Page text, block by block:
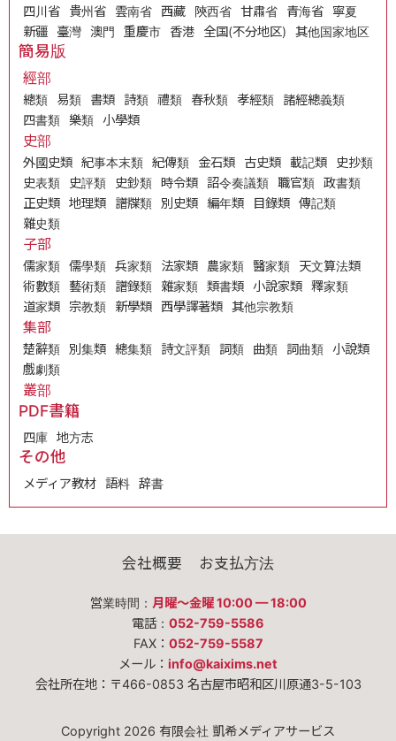
四川省
貴州省 雲南省 西藏 陝西省 甘肅省 青海省 寧夏
新疆
臺灣 澳門 重慶市 香港 全国(不分地区) 其他国家地区
簡易版
經部
總類 易類 書類 詩類 禮類 春秋類 孝經類
諸經總義類
四書類 樂類 小學類
史部
外國史類 紀事本末類 紀傳類 金石類 古史類 載記類
史抄類
史表類
史評類 史鈔類 時令類 詔令奏議類 職官類 政書類
正史類 地理類 譜牒類 別史類 編年類 目錄類 傳記類
雜史類
子部
儒家類 儒學類 兵家類 法家類 農家類 醫家類
天文算法類
術數類 藝術類 譜錄類 雜家類 類書類 小說家類 釋家類
道家類 宗教類 新學類 西學譯著類 其他宗教類
集部
楚辭類 別集類 總集類 詩文評類 詞類 曲類 詞曲類 小說類
戲劇類
叢部
PDF書籍
四庫 地方志
その他
メディア教材 語料 辞書
会社概要 お支払方法
営業時間： 月曜〜金曜 10:00 — 18:00
電話： 052-759-5586
FAX： 052-759-5587
メール： info@kaixims.net
会社所在地：〒466-0853 名古屋市昭和区川原通3-5-103
Copyright 2026 有限会社 凱希メディアサービス